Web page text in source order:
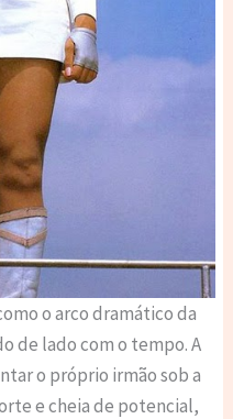
o arco dramático da
de lado com o tempo. A
o próprio irmão sob a
e cheia de potencial,